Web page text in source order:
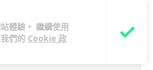
體驗。 繼續使用
們的 Cookie 政